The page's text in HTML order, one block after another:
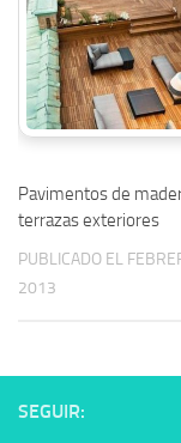
Pavimentos de
terrazas exteriores
PUBLICADO EL
2013
SEGUIR: